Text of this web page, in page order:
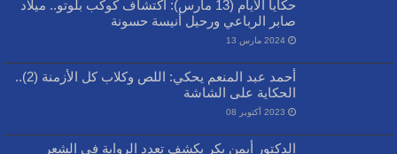
حكايا الأيام (13 مارس): اكتشاف كوكب بلوتو.. ميلاد
صابر الرباعي ورحيل أنيسة حسونة
2024 مارس 13
أحمد عبد المنعم يحكي: اللص وكلاب كل الأزمنة (2)..
الحكاية على الشاشة
2023 أكتوبر 08
الدكتور أيمن بكر يكشف تعدد الرواية في الشعر